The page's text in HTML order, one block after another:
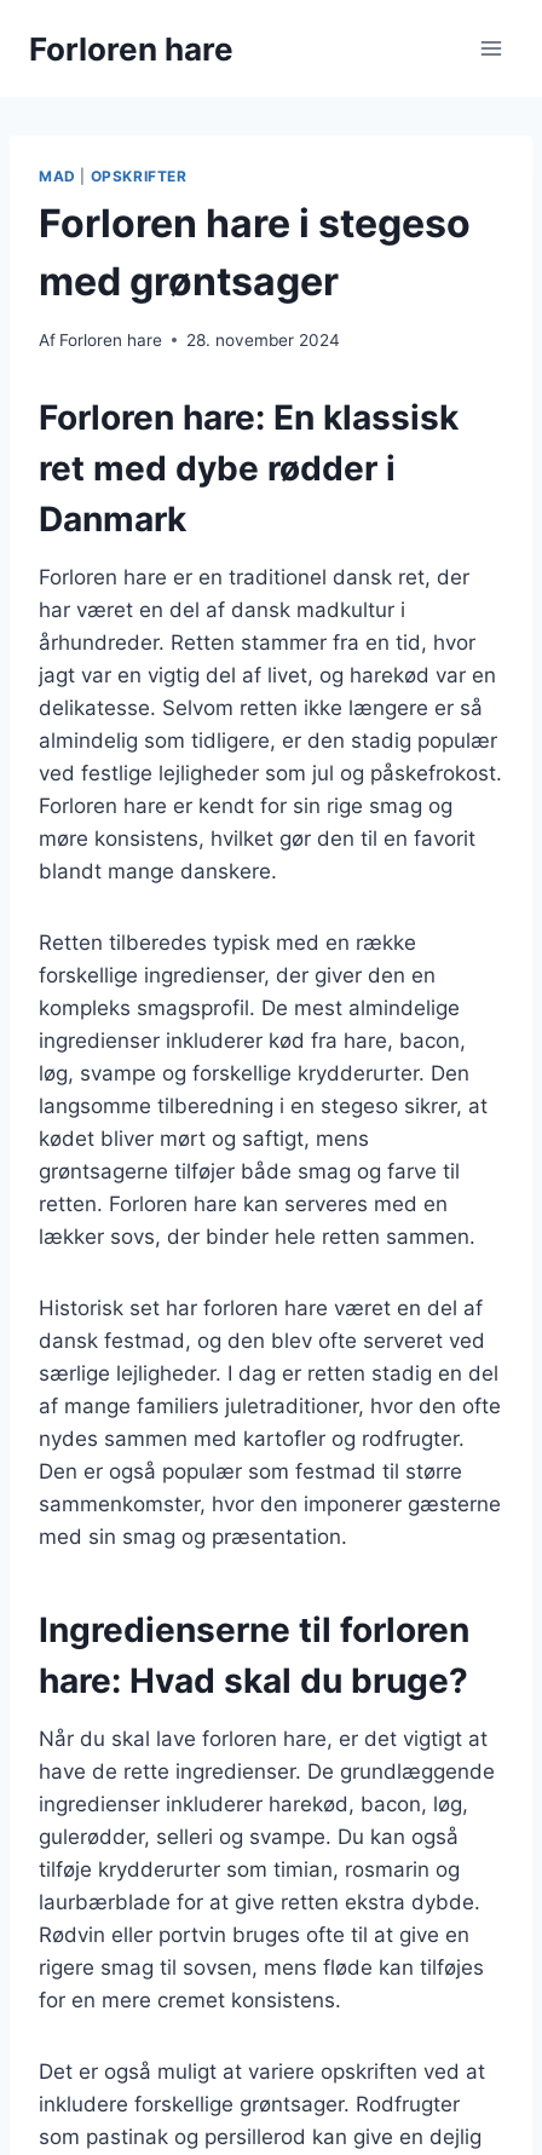
Forloren hare
MAD OPSKRIFTER
Forloren hare i stegeso
med grøntsager
Af Forloren hare 28. november 2024
Forloren hare: En klassisk
ret med dybe rødder i
Danmark
Forloren hare er en traditionel dansk ret, der
har været en del af dansk madkultur i
århundreder. Retten stammer fra en tid, hvor
jagt var en vigtig del af livet, og harekød var en
delikatesse. Selvom retten ikke længere er så
almindelig som tidligere, er den stadig populær
ved festlige lejligheder som jul og påskefrokost.
Forloren hare er kendt for sin rige smag og
møre konsistens, hvilket gør den til en favorit
blandt mange danskere.
Retten tilberedes typisk med en række
forskellige ingredienser, der giver den en
kompleks smagsprofil. De mest almindelige
ingredienser inkluderer kød fra hare, bacon,
løg, svampe og forskellige krydderurter. Den
langsomme tilberedning i en stegeso sikrer, at
kødet bliver mørt og saftigt, mens
grøntsagerne tilføjer både smag og farve til
retten. Forloren hare kan serveres med en
lækker sovs, der binder hele retten sammen.
Historisk set har forloren hare været en del af
dansk festmad, og den blev ofte serveret ved
særlige lejligheder. I dag er retten stadig en del
af mange familiers juletraditioner, hvor den ofte
nydes sammen med kartofler og rodfrugter.
Den er også populær som festmad til større
sammenkomster, hvor den imponerer gæsterne
med sin smag og præsentation.
Ingredienserne til forloren
hare: Hvad skal du bruge?
Når du skal lave forloren hare, er det vigtigt at
have de rette ingredienser. De grundlæggende
ingredienser inkluderer harekød, bacon, løg,
gulerødder, selleri og svampe. Du kan også
tilføje krydderurter som timian, rosmarin og
laurbærblade for at give retten ekstra dybde.
Rødvin eller portvin bruges ofte til at give en
rigere smag til sovsen, mens fløde kan tilføjes
for en mere cremet konsistens.
Det er også muligt at variere opskriften ved at
inkludere forskellige grøntsager. Rodfrugter
som pastinak og persillerod kan give en dejlig